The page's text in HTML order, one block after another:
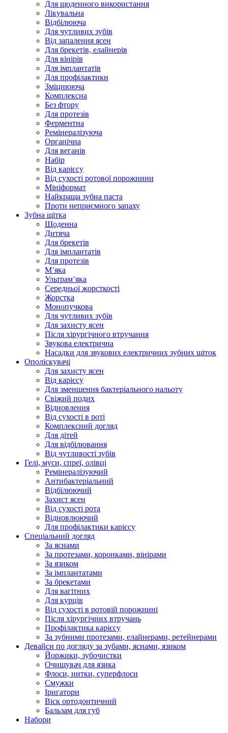
Для щоденного використання
Лікувальна
Відбілююча
Для чутливих зубів
Від запалення ясен
Для брекетів, елайнерів
Для вінірів
Для імплантатів
Для профілактики
Зміцнююча
Комплексна
Без фтору
Для протезів
Ферментна
Ремінералізуюча
Органічна
Для веганів
Набір
Від карієсу
Від сухості ротової порожнини
Мініформат
Найкраща зубна паста
Проти неприємного запаху
Зубна щітка
Щоденна
Дитяча
Для брекетів
Для імплантатів
Для протезів
Мʼяка
Ультрамʼяка
Середньої жорсткості
Жорстка
Монопучкова
Для чутливих зубів
Для захисту ясен
Після хірургічного втручання
Звукова електрична
Насадки для звукових електричних зубних щіток
Ополіскувачі
Для захисту ясен
Від карієсу
Для зменшення бактеріального нальоту
Свіжий подих
Відновлення
Від сухості в роті
Комплексний догляд
Для дітей
Для відбілювання
Від чутливості зубів
Гелі, муси, спреї, олівці
Ремінералізуючий
Антибактеріальний
Відбілюючий
Захист ясен
Від сухості рота
Відновлюючий
Для профілактики карієсу
Спеціальний догляд
За яснами
За протезами, коронками, вінірами
За язиком
За імплантатами
За брекетами
Для вагітних
Для курців
Від сухості в ротовій порожнині
Після хірургічних втручань
Профілактика карієсу
За зубними протезами, елайнерами, ретейнерами
Девайси по догляду за зубами, яснами, язиком
Йоржики, зубочистки
Очищувач для язика
Флоси, нитки, суперфлоси
Смужки
Іригатори
Віск ортодонтичний
Бальзам для губ
Набори